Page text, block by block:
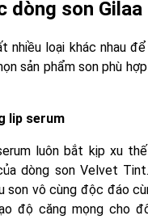
dòng son Gilaa
nhiều loại khác nhau
sản phẩm son phù
lip serum
luôn bắt kịp xu
dòng son Velvet
son vô cùng độc đáo
độ căng mọng cho